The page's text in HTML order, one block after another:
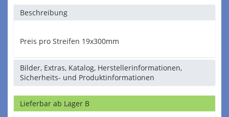
Beschreibung
Preis pro Streifen 19x300mm
Bilder, Extras, Katalog, Herstellerinformationen,
Sicherheits- und Produktinformationen
Lieferbar ab Lager B